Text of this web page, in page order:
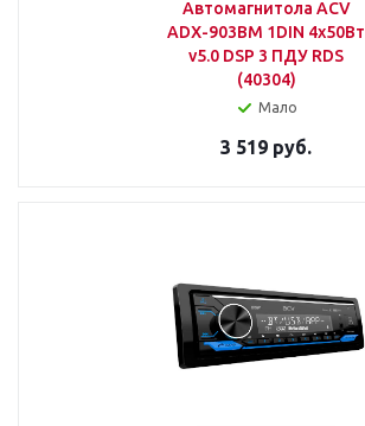
Автомагнитола ACV
ADX-903BM 1DIN 4x50Вт
v5.0 DSP 3 ПДУ RDS
(40304)
Мало
3 519 руб.